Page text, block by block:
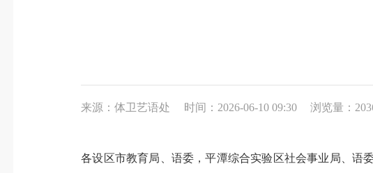
来源：体卫艺语处 时间：2026-06-10 09:30 浏览量：
各设区市教育局、语委，平潭综合实验区社会事业局、语